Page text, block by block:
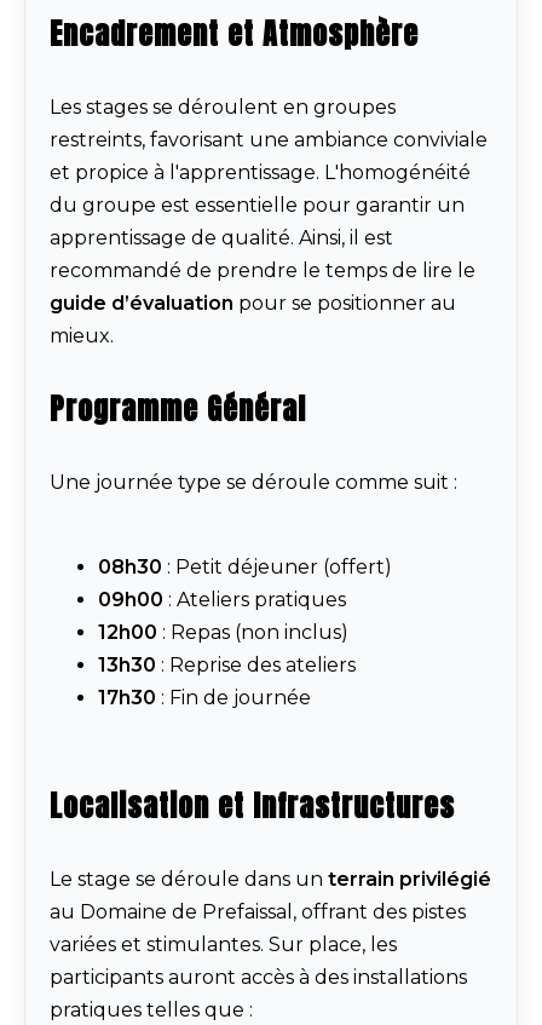
Encadrement et Atmosphère
Les stages se déroulent en groupes
restreints, favorisant une ambiance conviviale
et propice à l'apprentissage. L'homogénéité
du groupe est essentielle pour garantir un
apprentissage de qualité. Ainsi, il est
recommandé de prendre le temps de lire le
guide d’évaluation pour se positionner au
mieux.
Programme Général
Une journée type se déroule comme suit :
08h30 : Petit déjeuner (offert)
09h00 : Ateliers pratiques
12h00 : Repas (non inclus)
13h30 : Reprise des ateliers
17h30 : Fin de journée
Localisation et Infrastructures
Le stage se déroule dans un terrain privilégié
au Domaine de Prefaissal, offrant des pistes
variées et stimulantes. Sur place, les
participants auront accès à des installations
pratiques telles que :